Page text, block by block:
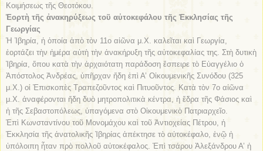
Κοιμήσεως τῆς Θεοτόκου.
Ἑορτὴ τῆς ἀνακηρύξεως τοῦ αὐτοκεφάλου τῆς Ἐκκλησίας τῆς
Γεωργίας
Ἡ Ἰβηρία, ἡ ὁποία ἀπὸ τὸν 11ο αἰῶνα μ.Χ. καλεῖται καὶ Γεωργία,
ἑορτάζει τὴν ἡμέρα αὐτὴ τὴν ἀνακήρυξη τῆς αὐτοκεφαλίας της. Στὴ δυτικὴ
Ἰβηρία, ὅπου κατὰ τὴν ἀρχαιότατη παράδοση ἔσπειρε τὸ Εὐαγγέλιο ὁ
Ἀπόστολος Ἀνδρέας, ὑπῆρχαν ἤδη ἐπὶ Α’ Οἰκουμενικῆς Συνόδου (325
μ.Χ.) οἱ Ἐπισκοπὲς Τραπεζοῦντος καὶ Πιτυοῦντος. Κατὰ τὸν 7ο αἰῶνα
μ.Χ. ἀναφέρονται ἤδη δυὸ μητροπολιτικὰ κέντρα, ἡ ἕδρα τῆς Φάσιος καὶ
ἡ τῆς Σεβαστοπόλεως, ὑπαγόμενα στὸ Οἰκουμενικὸ Πατριαρχεῖο.
Ἐπὶ Κωνσταντίνου τοῦ Μονομάχου καὶ τοῦ Ἀντιοχείας Πέτρου, ἡ
Ἐκκλησία τῆς ἀνατολικῆς Ἰβηρίας ἀπέκτησε τὸ αὐτοκέφαλο, ἐνῷ ἡ
ὑπόλοιπη ἦταν πρὸ πολλοῦ αὐτοκέφαλος. Ἐπὶ τσάρου Ἀλεξάνδρου Α’ ἡ